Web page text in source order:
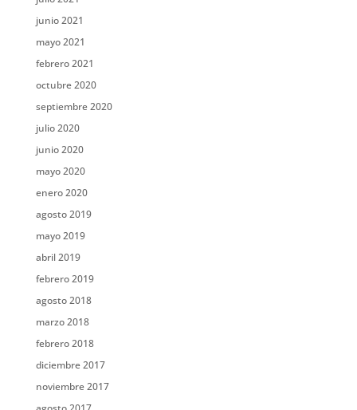
junio 2021
mayo 2021
febrero 2021
octubre 2020
septiembre 2020
julio 2020
junio 2020
mayo 2020
enero 2020
agosto 2019
mayo 2019
abril 2019
febrero 2019
agosto 2018
marzo 2018
febrero 2018
diciembre 2017
noviembre 2017